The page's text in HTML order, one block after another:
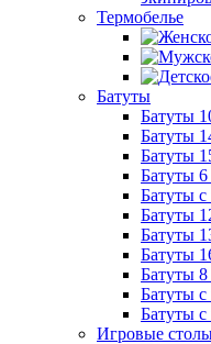
Термобелье
Батуты
Батуты
Батуты
Батуты
Батуты
Батуты
Батуты
Батуты
Батуты
Батуты
Батуты
Батуты с
Игровые